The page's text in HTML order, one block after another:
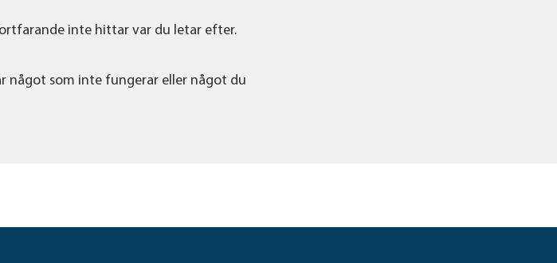
inte hittar var du letar efter.
något som inte fungerar eller något du